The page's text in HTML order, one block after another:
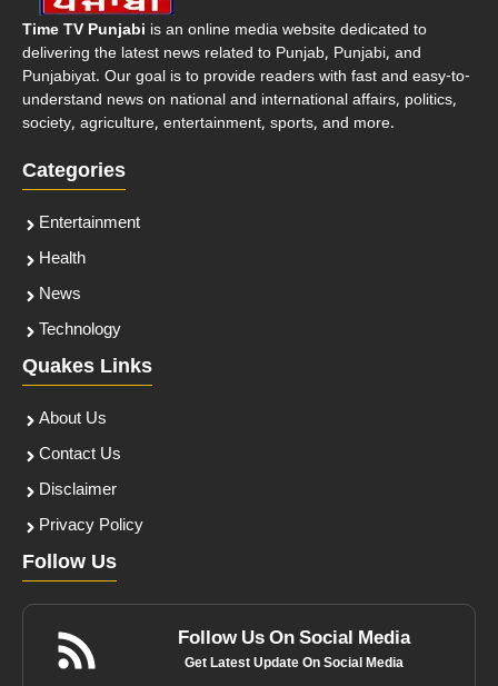
Time TV Punjabi is an online media website dedicated to
delivering the latest news related to Punjab, Punjabi, and
Punjabiyat. Our goal is to provide readers with fast and easy-to-
understand news on national and international affairs, politics,
society, agriculture, entertainment, sports, and more.
Categories
Entertainment
Health
News
Technology
Quakes Links
About Us
Contact Us
Disclaimer
Privacy Policy
Follow Us
Follow Us On Social Media
Get Latest Update On Social Media